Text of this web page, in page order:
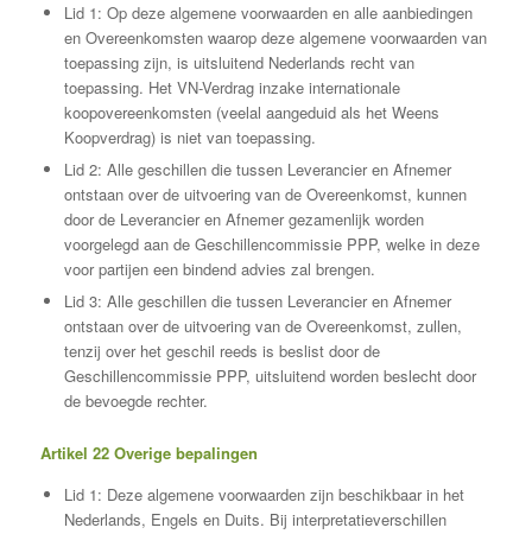
Lid 1: Op deze algemene voorwaarden en alle aanbiedingen
en Overeenkomsten waarop deze algemene voorwaarden van
toepassing zijn, is uitsluitend Nederlands recht van
toepassing. Het VN-Verdrag inzake internationale
koopovereenkomsten (veelal aangeduid als het Weens
Koopverdrag) is niet van toepassing.
Lid 2: Alle geschillen die tussen Leverancier en Afnemer
ontstaan over de uitvoering van de Overeenkomst, kunnen
door de Leverancier en Afnemer gezamenlijk worden
voorgelegd aan de Geschillencommissie PPP, welke in deze
voor partijen een bindend advies zal brengen.
Lid 3: Alle geschillen die tussen Leverancier en Afnemer
ontstaan over de uitvoering van de Overeenkomst, zullen,
tenzij over het geschil reeds is beslist door de
Geschillencommissie PPP, uitsluitend worden beslecht door
de bevoegde rechter.
Artikel 22 Overige bepalingen
Lid 1: Deze algemene voorwaarden zijn beschikbaar in het
Nederlands, Engels en Duits. Bij interpretatieverschillen